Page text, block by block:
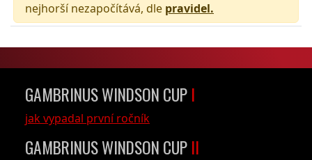
nejhorší nezapočítává, dle pravidel.
GAMBRINUS WINDSON CUP I
jak vypadal první ročník
GAMBRINUS WINDSON CUP II